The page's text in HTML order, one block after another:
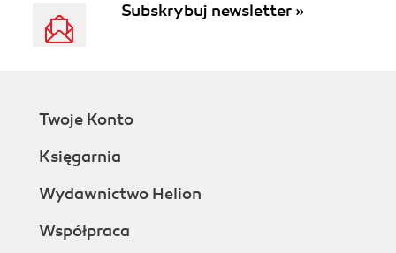
Subskrybuj newsletter »
Twoje Konto
Księgarnia
Wydawnictwo Helion
Współpraca